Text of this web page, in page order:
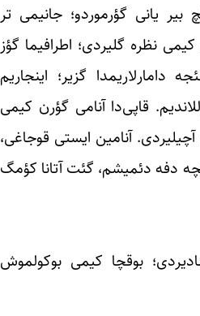
بیر یانی گؤرموردو؛ جانیمی تر
نظره گلیردی؛ اطرافیما گؤز
دامارلاریمدا گزیر؛ اینجاریم
قاپی‌دا آنامی گؤرن کیمی
آنامین ایستی قوجاغی،
دفه دئمیشم، گئت آتانا کؤمگ
بوقچا کیمی بوکولموش